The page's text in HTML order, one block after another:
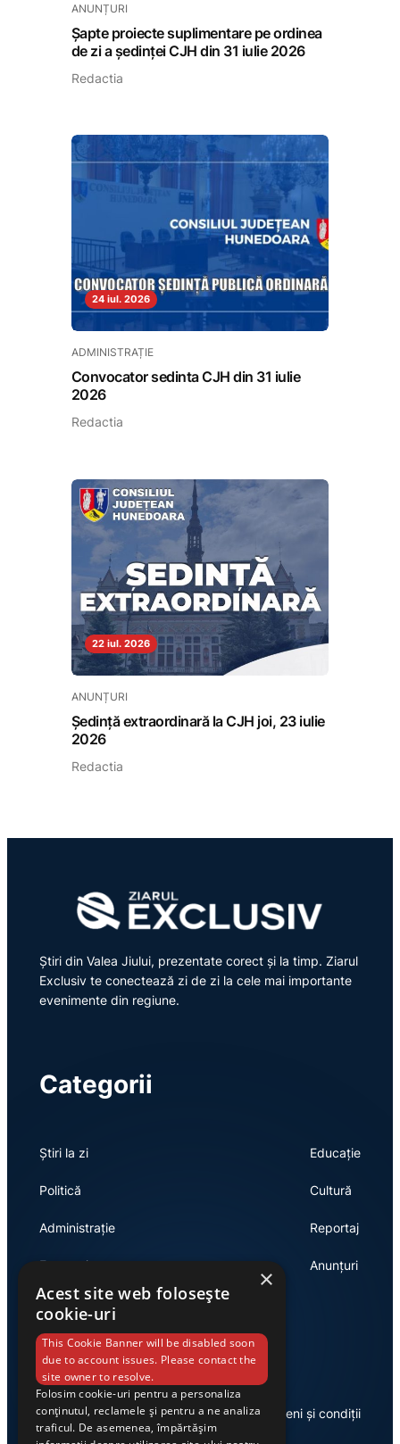
ANUNȚURI
Șapte proiecte suplimentare pe ordinea
de zi a ședinței CJH din 31 iulie 2026
Redactia
24 iul. 2026
ADMINISTRAȚIE
Convocator sedinta CJH din 31 iulie
2026
Redactia
22 iul. 2026
ANUNȚURI
Ședință extraordinară la CJH joi, 23 iulie
2026
Redactia
Știri din Valea Jiului, prezentate corect și la timp. Ziarul
Exclusiv te conectează zi de zi la cele mai importante
evenimente din regiune.
Categorii
Știri la zi
Politică
Administrație
Economie
Educație
Cultură
Reportaj
Anunțuri
Link-uri utile
Despre noi Termeni și condiții
×
Acest site web folosește
cookie-uri
This Cookie Banner will be disabled soon
due to account issues. Please contact the
site owner to resolve.
Folosim cookie-uri pentru a personaliza
conținutul, reclamele și pentru a ne analiza
traficul. De asemenea, împărtășim